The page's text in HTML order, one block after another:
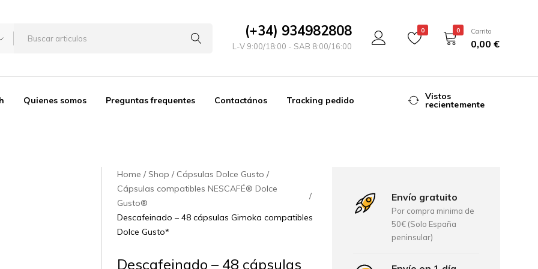
(+34) 934982808
L-V 9:00/18:00 - SAB 8:00/16:00
0 0 Carrito
0,00€
Quienes somos Preguntas frequentes Contactános Tracking pedido Vistos
recientemente
Home Shop
Cápsulas Dolce Gusto
Cápsulas compatibles NESCAFÉ® Dolce
Gusto®
Descafeinado – 48 cápsulas Gimoka compatibles
Dolce Gusto*
Descafeinado – 48 cápsulas
Envío gratuito
Por compra minima de
50€ (Solo España
peninsular)